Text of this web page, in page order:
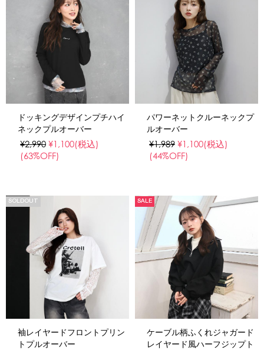
ドッキングデザインプチハイ
ネックプルオーバー
¥2,990 ¥1,100(税込)
(63%OFF)
パワーネットクルーネックプ
ルオーバー
¥1,989 ¥1,100(税込)
(44%OFF)
SOLDOUT
袖レイヤードフロントプリン
トプルオーバー
SALE
ケーブル柄ふくれジャガード
レイヤード風ハーフジップト